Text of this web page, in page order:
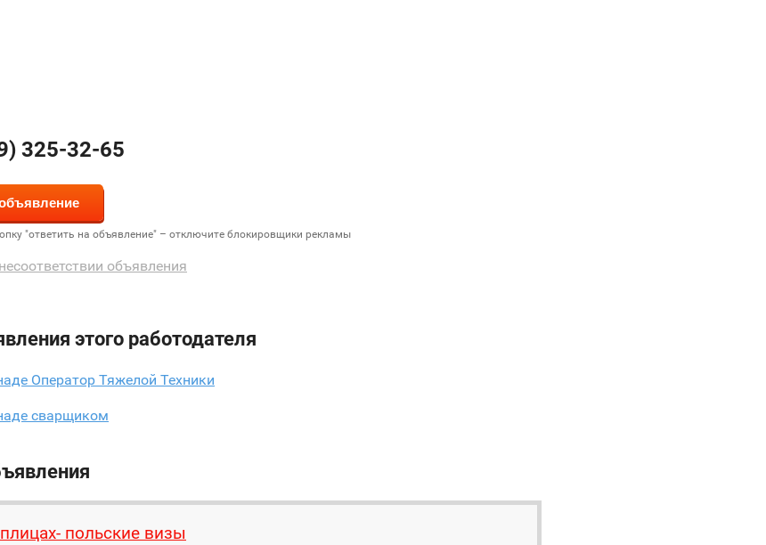
325-32-65
"ответить на объявление" – отключите блокировщики рекламы
объявления
этого работодателя
Оператор Тяжелой Техники
сварщиком
польские визы